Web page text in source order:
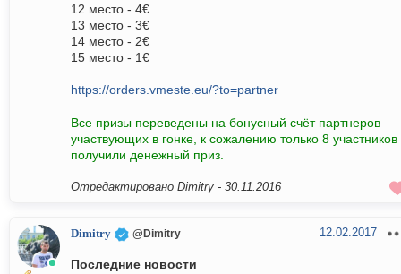
12 место - 4€
13 место - 3€
14 место - 2€
15 место - 1€
https://orders.vmeste.eu/?to=partner
Все призы переведены на бонусный счёт партнеров
участвующих в гонке, к сожалению только 8 участников
получили денежный приз.
Отредактировано Dimitry - 30.11.2016
Dimitry @Dimitry 12.02.2017
Последние новости